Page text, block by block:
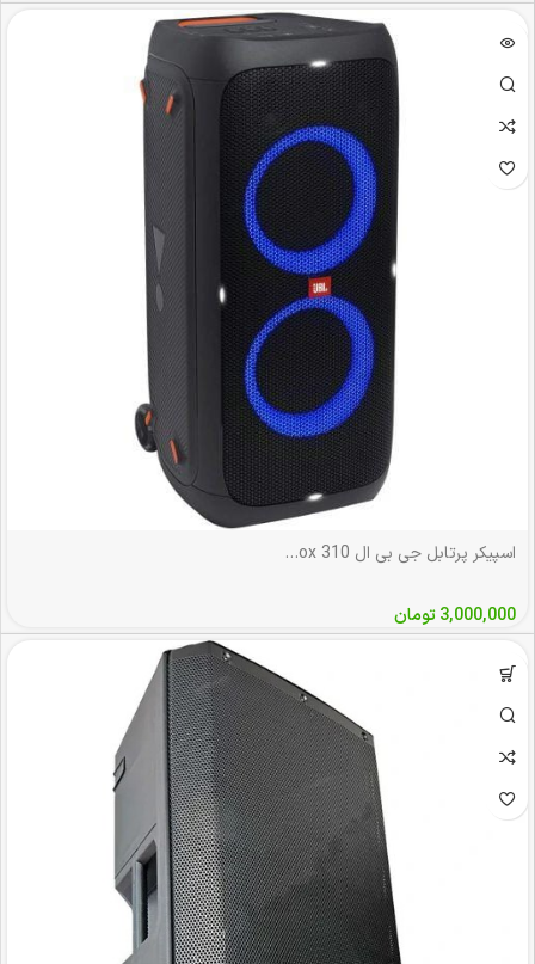
اسپیکر پرتابل جی بی ال JBL PartyBox 310
3,000,000تومان